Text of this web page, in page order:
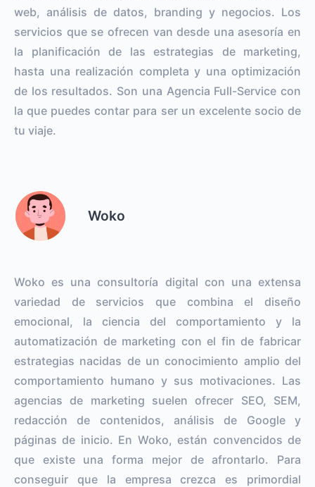
web, análisis de datos, branding y negocios. Los
servicios que se ofrecen van desde una asesoría en
la planificación de las estrategias de marketing,
hasta una realización completa y una optimización
de los resultados. Son una Agencia Full-Service con
la que puedes contar para ser un excelente socio de
tu viaje.
Woko
Woko es una consultoría digital con una extensa
variedad de servicios que combina el diseño
emocional, la ciencia del comportamiento y la
automatización de marketing con el fin de fabricar
estrategias nacidas de un conocimiento amplio del
comportamiento humano y sus motivaciones. Las
agencias de marketing suelen ofrecer SEO, SEM,
redacción de contenidos, análisis de Google y
páginas de inicio. En Woko, están convencidos de
que existe una forma mejor de afrontarlo. Para
conseguir que la empresa crezca es primordial